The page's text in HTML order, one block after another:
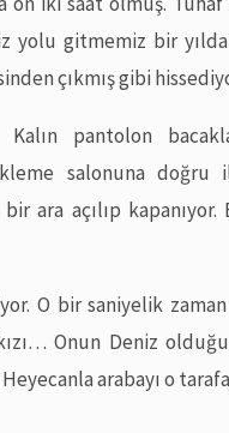
yolu gitmemiz bir
çıkmış gibi
pantolon
salonuna doğru
ara açılıp kapanıyor.
O bir saniyelik
Onun Deniz
arabayı o